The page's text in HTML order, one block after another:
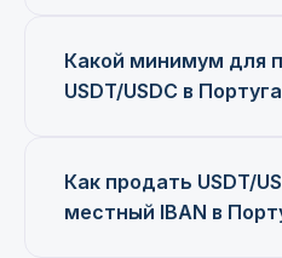
Какой минимум для
USDT/USDC в
Как продать USDT/
местный IBAN в